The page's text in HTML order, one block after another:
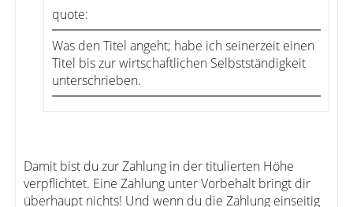
quote:
Was den Titel angeht; habe ich seinerzeit einen
Titel bis zur wirtschaftlichen Selbstständigkeit
unterschrieben.
Damit bist du zur Zahlung in der titulierten Höhe
verpflichtet. Eine Zahlung unter Vorbehalt bringt dir
überhaupt nichts! Und wenn du die Zahlung einseitig